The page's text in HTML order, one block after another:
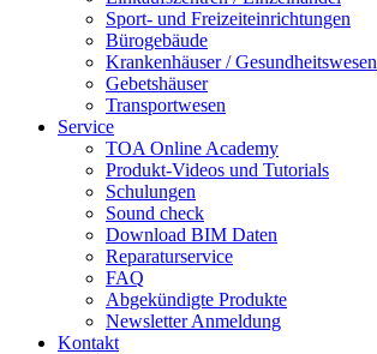
Sport- und Freizeiteinrichtungen
Bürogebäude
Krankenhäuser / Gesundheitswesen
Gebetshäuser
Transportwesen
Service
TOA Online Academy
Produkt-Videos und Tutorials
Schulungen
Sound check
Download BIM Daten
Reparaturservice
FAQ
Abgekündigte Produkte
Newsletter Anmeldung
Kontakt